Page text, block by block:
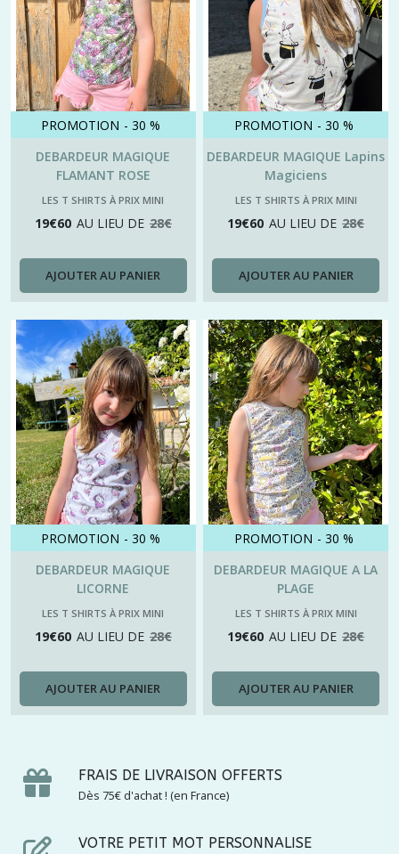
PROMOTION - 30 %
DEBARDEUR MAGIQUE
FLAMANT ROSE
LES T SHIRTS À PRIX MINI
19€60 AU LIEU DE 28€
AJOUTER AU PANIER
PROMOTION - 30 %
DEBARDEUR MAGIQUE Lapins
Magiciens
LES T SHIRTS À PRIX MINI
19€60 AU LIEU DE 28€
AJOUTER AU PANIER
PROMOTION - 30 %
DEBARDEUR MAGIQUE
LICORNE
LES T SHIRTS À PRIX MINI
19€60 AU LIEU DE 28€
AJOUTER AU PANIER
PROMOTION - 30 %
DEBARDEUR MAGIQUE A LA
PLAGE
LES T SHIRTS À PRIX MINI
19€60 AU LIEU DE 28€
AJOUTER AU PANIER
FRAIS DE LIVRAISON OFFERTS
Dès 75€ d'achat ! (en France)
VOTRE PETIT MOT PERSONNALISE